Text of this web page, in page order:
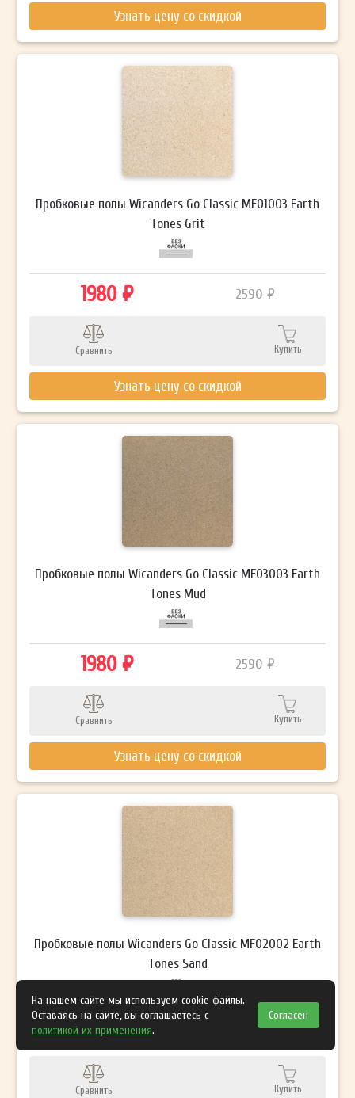
Узнать цену со скидкой
Пробковые полы Wicanders Go Classic MF01003 Earth
Tones Grit
1980 ₽ 2590 ₽
Сравнить Купить
Узнать цену со скидкой
Пробковые полы Wicanders Go Classic MF03003 Earth
Tones Mud
1980 ₽ 2590 ₽
Сравнить Купить
Узнать цену со скидкой
Пробковые полы Wicanders Go Classic MF02002 Earth
Tones Sand
1980 ₽
Сравнить Купить
На нашем сайте мы используем cookie файлы.
Оставаясь на сайте, вы соглашаетесь с
политикой их применения.
Согласен